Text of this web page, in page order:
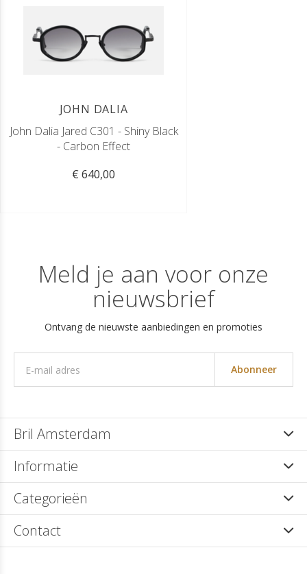
JOHN DALIA
John Dalia Jared C301 - Shiny Black
- Carbon Effect
€ 640,00
Meld je aan voor onze
nieuwsbrief
Ontvang de nieuwste aanbiedingen en promoties
Abonneer
Bril Amsterdam
Informatie
Categorieën
Contact